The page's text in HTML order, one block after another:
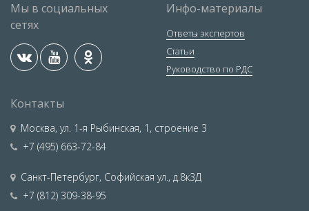
Мы в социальных
сетях
Инфо-материалы
Ответы экспертов
Статьи
Руководство по РДС
Контакты
Москва, ул. 1-я Рыбинская, 1, строение 3
+7 (495) 663-72-84
Санкт-Петербург, Софийская ул., д.8к3Д
+7 (812) 309-38-95